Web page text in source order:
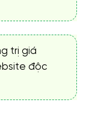
trị giá
độc